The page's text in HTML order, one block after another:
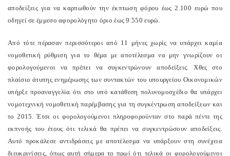
αποδείξεις για να καρπωθούν την έκπτωση φόρου έως 2.100 ευρώ που
οδηγεί σε έμμεσο αφορολόγητο όριο έως 9.550 ευρώ.
Από τότε πέρασαν περισσότεροι από 11 μήνες χωρίς να υπάρχει καμία
νομοθετική ρύθμιση για το θέμα με αποτέλεσμα να μην γνωρίζουν οι
φορολογούμενοι να πρέπει να συγκεντρώνουν αποδείξεις. Χθες στο
πλαίσιο άτυπης ενημέρωσης των συντακτών του υπουργείου Οικονομικών
υπήρξε προαναγγελία ότι στο υπό κατάθεση πολυνομοσχέδιο θα υπάρχει
νομοτεχνική νομοθετική παρέμβασης για τη συγκέντρωση αποδείξεων και
το 2015. Έτσι οι φορολογούμενοι πληροφορούνταν στο παρά πέντε της
εκπνοής του έτους ότι τελικά θα πρέπει να συγκεντρώσουν αποδείξεις.
Αυτό προκάλεσε αντιδράσεις με αποτέλεσμα να υπάρξουν στη συνέχεια
διευκρινίσεις, όπως αυτή σήμερα το πρωί ότι τελικά οι φορολογούμενοι